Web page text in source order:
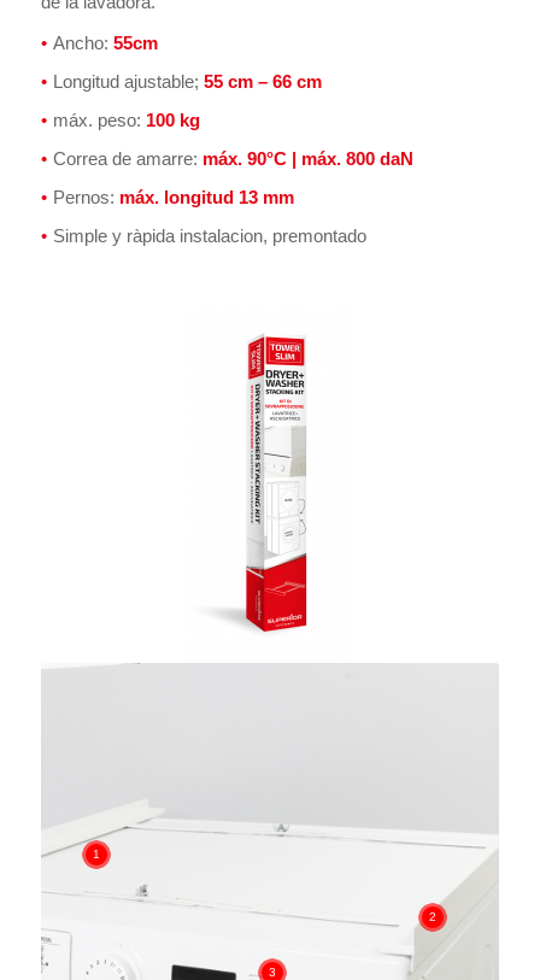
Ancho: 55cm
Longitud ajustable; 55 cm – 66 cm
máx. peso: 100 kg
Correa de amarre: máx. 90°C | máx. 800 daN
Pernos: máx. longitud 13 mm
Simple y ràpida instalacion, premontado
1
2
3